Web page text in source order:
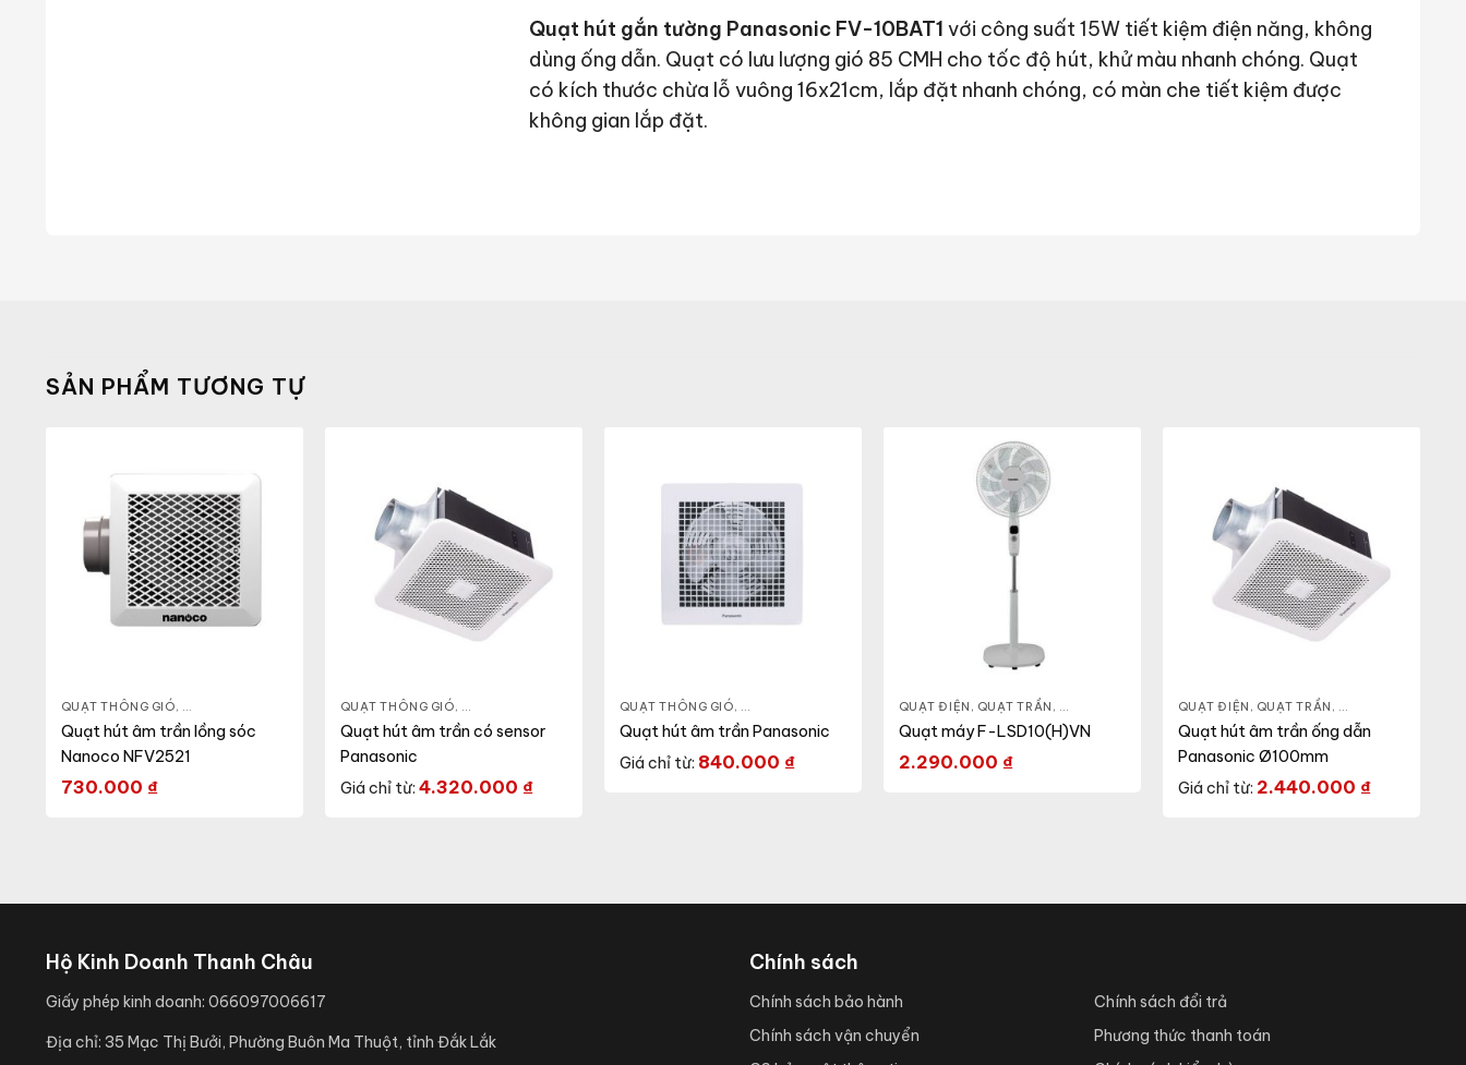
Quạt hút gắn tường Panasonic FV-10BAT1 với công suất 15W tiết kiệm điện năng, không
dùng ống dẫn. Quạt có lưu lượng gió 85 CMH cho tốc độ hút, khử màu nhanh chóng. Quạt
có kích thước chừa lỗ vuông 16x21cm, lắp đặt nhanh chóng, có màn che tiết kiệm được
không gian lắp đặt.
SẢN PHẨM TƯƠNG TỰ
QUẠT THÔNG GIÓ, QUẠT ĐIỆN, QUẠT TRẦN
Quạt hút âm trần lồng sóc
Nanoco NFV2521
730.000 ₫
QUẠT THÔNG GIÓ, QUẠT ĐIỆN, QUẠT TRẦN
Quạt hút âm trần có sensor
Panasonic
Giá chỉ từ: 4.320.000 ₫
QUẠT THÔNG GIÓ, QUẠT ĐIỆN, QUẠT TRẦN
Quạt hút âm trần Panasonic
Giá chỉ từ: 840.000 ₫
QUẠT ĐIỆN, QUẠT TRẦN ,
Quạt máy F-LSD10(H)VN
2.290.000 ₫
QUẠT ĐIỆN, QUẠT TRẦN ,
Quạt hút âm trần ống dẫn
Panasonic Ø100mm
Giá chỉ từ: 2.440.000 ₫
,QUẠT GẮN TƯỜNG
Hộ Kinh Doanh Thanh Châu
Giấy phép kinh doanh: 066097006617
Địa chỉ: 35 Mạc Thị Bưởi, Phường Buôn Ma Thuột, tỉnh Đắk Lắk
Chính sách
Chính sách bảo hành
Chính sách vận chuyển
Chính sách đổi trả
Phương thức thanh toán